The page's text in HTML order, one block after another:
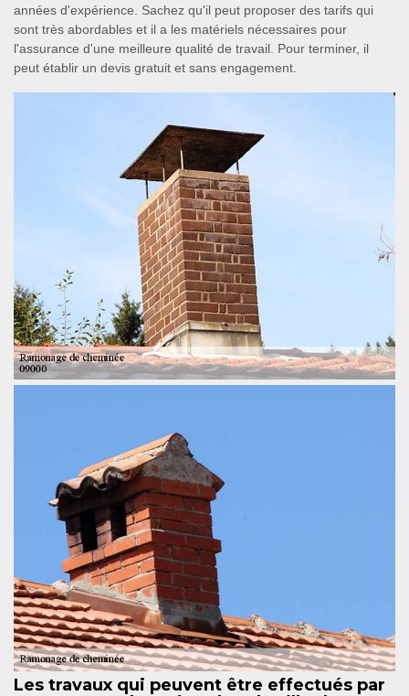
années d'expérience. Sachez qu'il peut proposer des tarifs qui
sont très abordables et il a les matériels nécessaires pour
l'assurance d'une meilleure qualité de travail. Pour terminer, il
peut établir un devis gratuit et sans engagement.
Les travaux qui peuvent être effectués par